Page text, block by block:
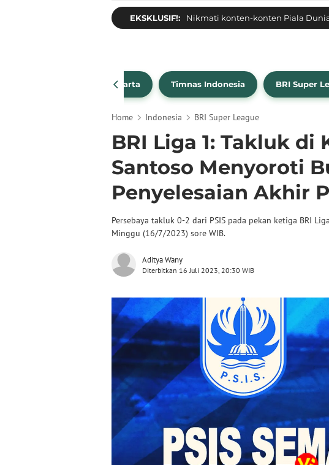
EKSKLUSIF!: Nikmati konten-konten Piala
Persija Jakarta Timnas Indonesia BRI Super
Home Indonesia BRI Super League
BRI Liga 1: Takluk di
Santoso Menyoroti
Penyelesaian Akhir
Persebaya takluk 0-2 dari PSIS pada pekan ketiga BRI
Minggu (16/7/2023) sore WIB.
Aditya Wany
Diterbitkan 16 Juli 2023, 20:30 WIB